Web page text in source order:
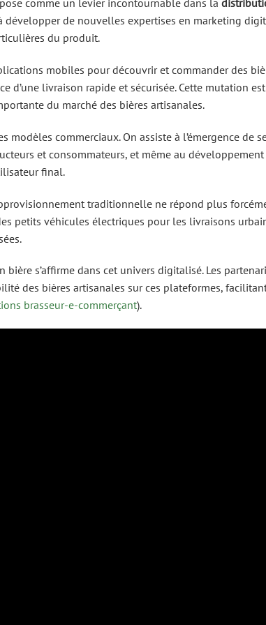
comme un levier incontournable dans la
développer de nouvelles expertises en marketing
du produit.
mobiles pour découvrir et commander des
d’une livraison rapide et sécurisée. Cette mutation
du marché des bières artisanales.
commerciaux. On assiste à l’émergence de
et consommateurs, et même au
final.
traditionnelle ne répond plus
petits véhicules électriques pour les livraisons
s’affirme dans cet univers digitalisé. Les
des bières artisanales sur ces plateformes,
brasseur-e-commerçant).